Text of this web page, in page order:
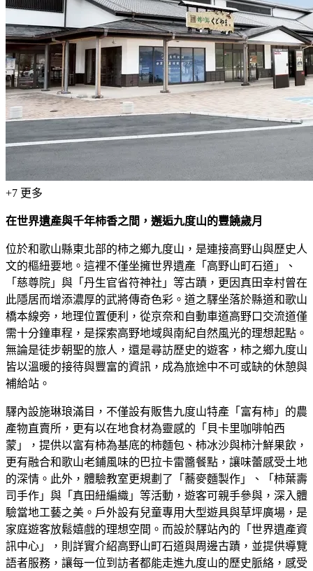
+7 更多
在世界遺產與千年柿香之間，邂逅九度山的豐饒歲月
位於和歌山縣東北部的柿之鄉九度山，是連接高野山與歷史人
文的樞紐要地。這裡不僅坐擁世界遺產「高野山町石道」、
「慈尊院」與「丹生官省符神社」等古蹟，更因真田幸村曾在
此隱居而增添濃厚的武將傳奇色彩。道之驛坐落於縣道和歌山
橋本線旁，地理位置便利，從京奈和自動車道高野口交流道僅
需十分鐘車程，是探索高野地域與南紀自然風光的理想起點。
無論是徒步朝聖的旅人，還是尋訪歷史的遊客，柿之鄉九度山
皆以溫暖的接待與豐富的資訊，成為旅途中不可或缺的休憩與
補給站。
驛內設施琳琅滿目，不僅設有販售九度山特產「富有柿」的農
產物直賣所，更有以在地食材為靈感的「貝卡里咖啡帕西
蒙」，提供以富有柿為基底的柿麵包、柿冰沙與柿汁鮮果飲，
更有融合和歌山老鋪風味的巴拉卡雷醬餐點，讓味蕾感受土地
的深情。此外，體驗教室更規劃了「蕎麥麵製作」、「柿葉壽
司手作」與「真田紐編織」等活動，遊客可親手參與，深入體
驗當地工藝之美。戶外設有兒童專用大型遊具與草坪廣場，是
家庭遊客放鬆嬉戲的理想空間。而設於驛站內的「世界遺產資
訊中心」，則詳實介紹高野山町石道與周邊古蹟，並提供導覽
語者服務，讓每一位到訪者都能走進九度山的歷史脈絡，感受